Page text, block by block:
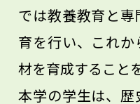
では教養教育と
育を行い、これ
材を育成すること
本学の学生は、